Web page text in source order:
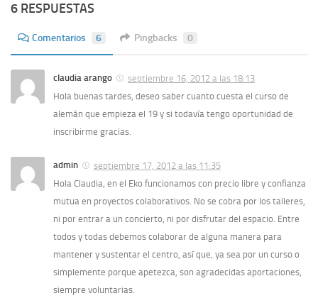
6 RESPUESTAS
Comentarios 6 Pingbacks 0
claudia arango
septiembre 16, 2012 a las 18:13
Hola buenas tardes, deseo saber cuanto cuesta el curso de
alemán que empieza el 19 y si todavía tengo oportunidad de
inscribirme gracias.
admin
septiembre 17, 2012 a las 11:35
Hola Claudia, en el Eko funcionamos con precio libre y confianza
mutua en proyectos colaborativos. No se cobra por los talleres,
ni por entrar a un concierto, ni por disfrutar del espacio. Entre
todos y todas debemos colaborar de alguna manera para
mantener y sustentar el centro, así que, ya sea por un curso o
simplemente porque apetezca, son agradecidas aportaciones,
siempre voluntarias.